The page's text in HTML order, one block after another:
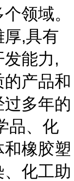
领域。
,具有
能力,
产品和
多年的
品、化
橡胶塑
化工助